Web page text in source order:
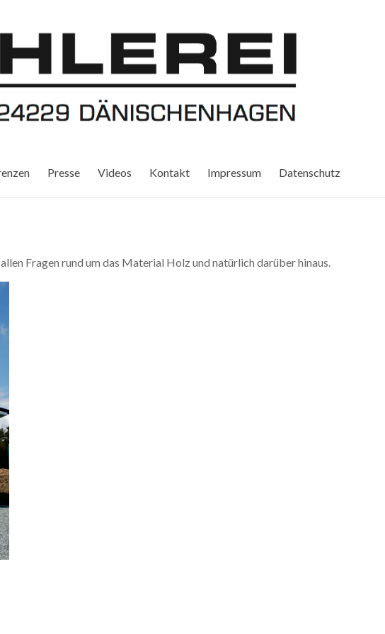
Presse Videos Kontakt Impressum Datenschutz
Fragen rund um das Material Holz und natürlich darüber hinaus.